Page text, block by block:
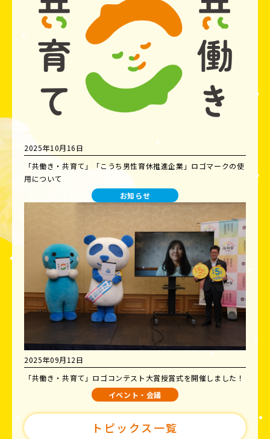
2025年10月16日
「共働き・共育て」「こうち男性育休推進企業」ロゴマークの使
用について
お知らせ
2025年09月12日
「共働き・共育て」ロゴコンテスト大賞授賞式を開催しました！
イベント・会議
トピックス一覧